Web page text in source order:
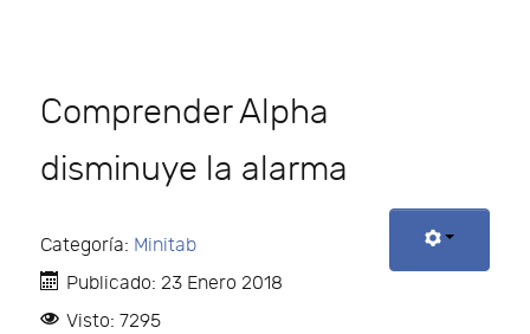
Comprender Alpha
disminuye la alarma
Categoría: Minitab
Publicado: 23 Enero 2018
Visto: 7295